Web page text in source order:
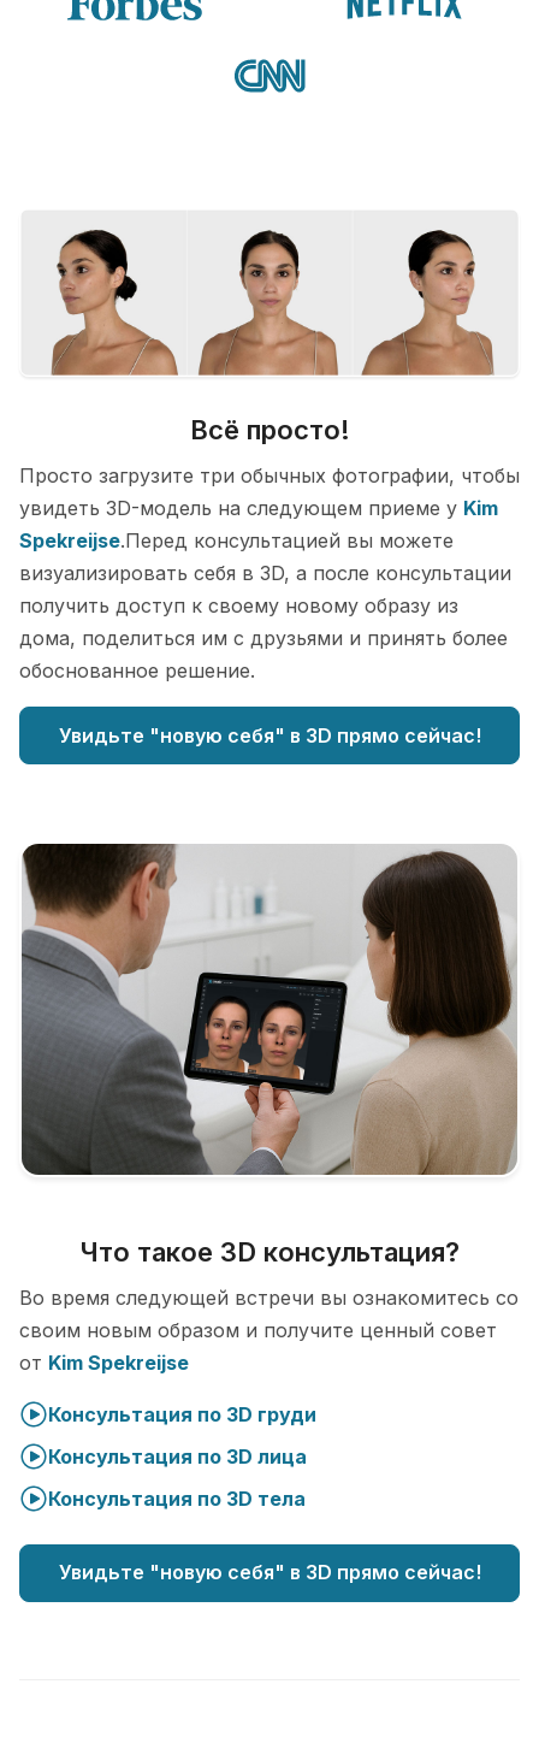
Всё просто!
Просто загрузите три обычных фотографии, чтобы
увидеть 3D-модель на следующем приеме у Kim
Spekreijse.Перед консультацией вы можете
визуализировать себя в 3D, а после консультации
получить доступ к своему новому образу из
дома, поделиться им с друзьями и принять более
обоснованное решение.
Увидьте "новую себя" в 3D прямо сейчас!
Что такое 3D консультация?
Во время следующей встречи вы ознакомитесь со
своим новым образом и получите ценный совет
от Kim Spekreijse
Консультация по 3D груди
Консультация по 3D лица
Консультация по 3D тела
Увидьте "новую себя" в 3D прямо сейчас!